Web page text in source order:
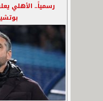
رسمياً.. الأهلي